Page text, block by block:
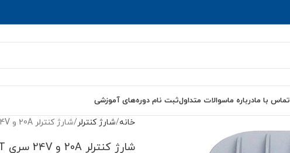
تماس با مادرباره ماسوالات متداولثبت نام دوره‌های آموزشی
خانه شارژ کنترلر شارژ کنترلر 20A و 24V سری MPPT مدل Tracer2215BN برند EPEVER
شارژ کنترلر 20A و 24V سری MPPT مدل Tracer2215BN برند EPEVER